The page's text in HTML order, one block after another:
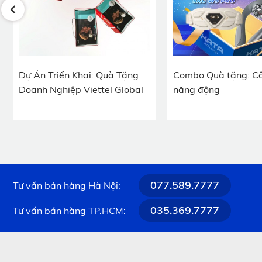
Dự Án Triển Khai: Quà Tặng
Doanh Nghiệp Viettel Global
Combo Quà tặng:
năng động
Tư vấn bán hàng Hà Nội: 077.589.7777
Tư vấn bán hàng TP.HCM: 035.369.7777